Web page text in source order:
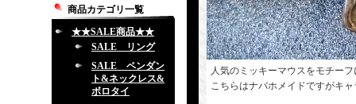
商品カテゴリ一覧
★★SALE商品★★
SALE リング
SALE ペンダン
ト&ネックレス&
ボロタイ
人気のミッキーマウスをモチー
こちらはナバホメイドですがキ